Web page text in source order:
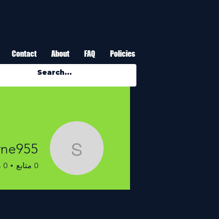
Contact About FAQ Policies
0 متابع 0